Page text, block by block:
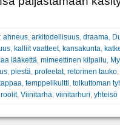
ahneus, arkitodellisuus, draama
, kalliit vaatteet, kansakunta
lääkettä mimeettinen kilpailu
, piestä profeetat, retorinen tauko,
temppelikultti tolkuttoman
, Viinitarha viinitarhuri yhteisö